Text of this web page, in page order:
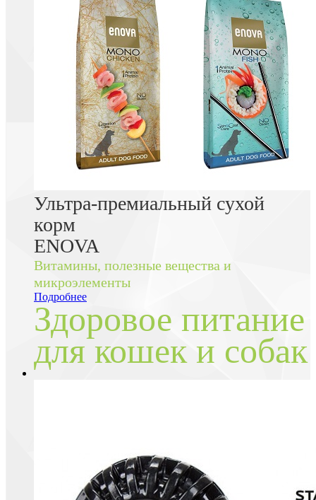
Ультра-премиальный сухой
корм
ENOVA
Витамины, полезные вещества и
микроэлементы
Подробнее
Здоровое питание
для кошек и собак